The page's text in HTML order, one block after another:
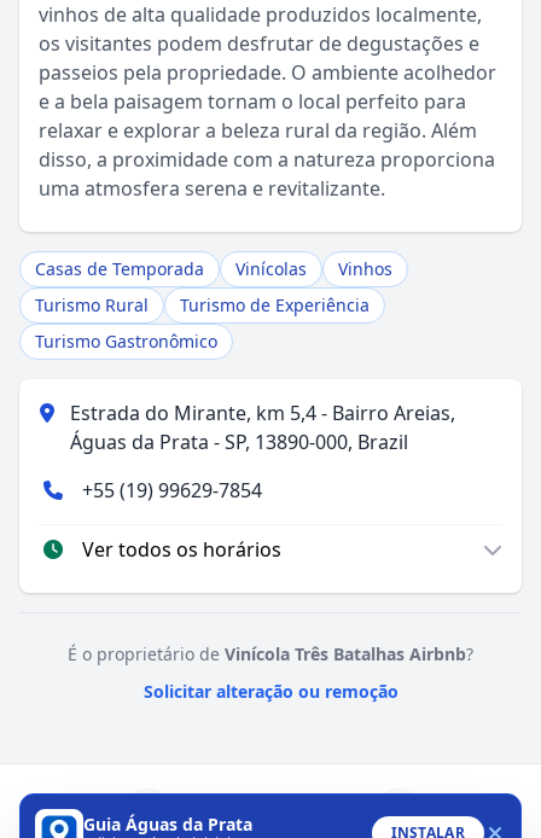
vinhos de alta qualidade produzidos localmente,
os visitantes podem desfrutar de degustações e
passeios pela propriedade. O ambiente acolhedor
e a bela paisagem tornam o local perfeito para
relaxar e explorar a beleza rural da região. Além
disso, a proximidade com a natureza proporciona
uma atmosfera serena e revitalizante.
Casas de Temporada Vinícolas
Vinhos
Turismo Rural
Turismo de Experiência
Turismo Gastronômico
Estrada do Mirante, km 5,4 - Bairro Areias,
Águas da Prata - SP, 13890-000, Brazil
+55 (19) 99629-7854
Ver todos os horários
É o proprietário de Vinícola Três Batalhas Airbnb?
Solicitar alteração ou remoção
Sou Turista em Águas da Prata
Sou Morador
Guia Águas da Prata INSTALAR